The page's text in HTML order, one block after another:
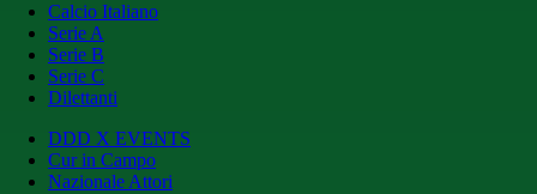
Calcio Italiano
Serie A
Serie B
Serie C
Dilettanti
DDD X EVENTS
Cur in Campo
Nazionale Attori